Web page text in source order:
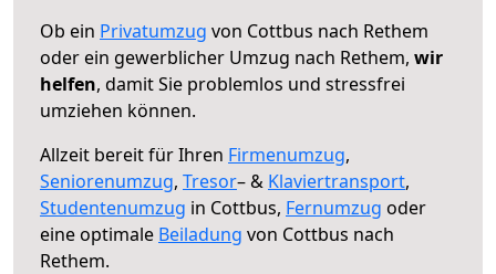
Ob ein Privatumzug von Cottbus nach Rethem
oder ein gewerblicher Umzug nach Rethem, wir
helfen, damit Sie problemlos und stressfrei
umziehen können.
Allzeit bereit für Ihren Firmenumzug,
Seniorenumzug, Tresor– & Klaviertransport,
Studentenumzug in Cottbus, Fernumzug oder
eine optimale Beiladung von Cottbus nach
Rethem.